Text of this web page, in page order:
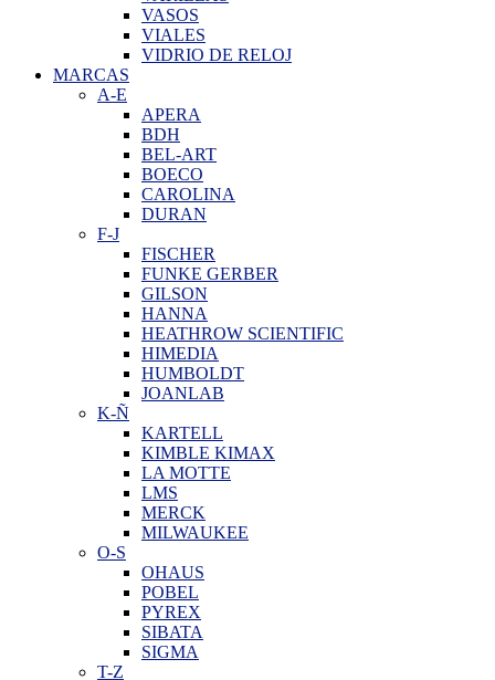
VASOS
VIALES
VIDRIO DE RELOJ
MARCAS
A-E
APERA
BDH
BEL-ART
BOECO
CAROLINA
DURAN
F-J
FISCHER
FUNKE GERBER
GILSON
HANNA
HEATHROW SCIENTIFIC
HIMEDIA
HUMBOLDT
JOANLAB
K-Ñ
KARTELL
KIMBLE KIMAX
LA MOTTE
LMS
MERCK
MILWAUKEE
O-S
OHAUS
POBEL
PYREX
SIBATA
SIGMA
T-Z